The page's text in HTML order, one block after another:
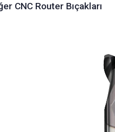
CNC Router Bıçakları